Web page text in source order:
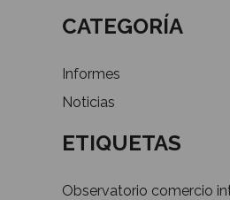
CATEGORÍA
Informes
Noticias
ETIQUETAS
Observatorio comercio